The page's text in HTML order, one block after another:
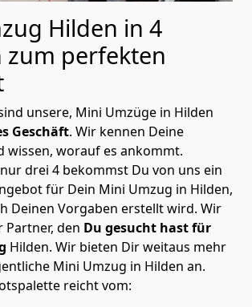
Hilden in 4
zum perfekten
unsere, Mini Umzüge in Hilden
Geschäft. Wir kennen Deine
wissen, worauf es ankommt.
drei 4 bekommst Du von uns ein
für Dein Mini Umzug in Hilden,
Deinen Vorgaben erstellt wird. Wir
Partner, den Du gesucht hast für
Hilden. Wir bieten Dir weitaus mehr
Mini Umzug in Hilden an.
reicht vom: